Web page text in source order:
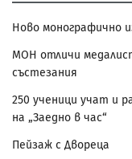
Ново монографично
МОН отличи
състезания
250 ученици учат и
на „Заедно в час“
Пейзаж с Двореца